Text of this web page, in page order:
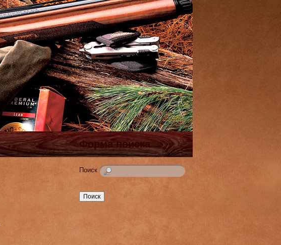
Форма поиска
Поиск